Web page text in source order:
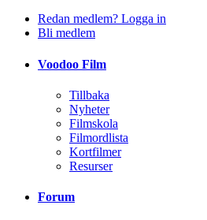
Redan medlem? Logga in
Bli medlem
Voodoo Film
Tillbaka
Nyheter
Filmskola
Filmordlista
Kortfilmer
Resurser
Forum